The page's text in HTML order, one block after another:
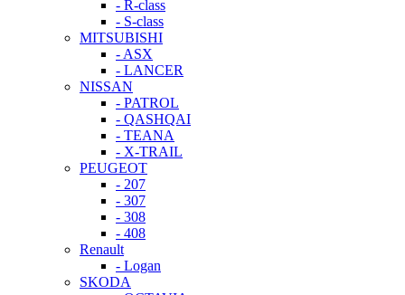
- R-class
- S-class
MITSUBISHI
- ASX
- LANCER
NISSAN
- PATROL
- QASHQAI
- TEANA
- X-TRAIL
PEUGEOT
- 207
- 307
- 308
- 408
Renault
- Logan
SKODA